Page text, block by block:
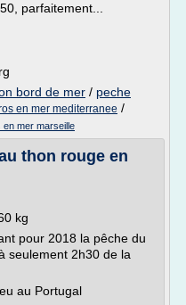
parfaitement...
bord de mer / peche
en mer mediterranee /
en mer marseille
thon rouge en
kg
pour 2018 la pêche du
seulement 2h30 de la
au Portugal